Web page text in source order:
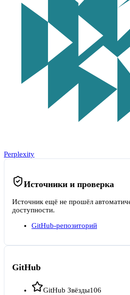
Perplexity
Источники и проверка
Источник ещё не прошёл
доступности.
GitHub-репозиторий
GitHub
GitHub Звёзды106